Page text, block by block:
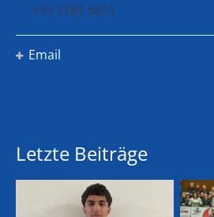
+49 7181 5811
Email
Letzte Beiträge